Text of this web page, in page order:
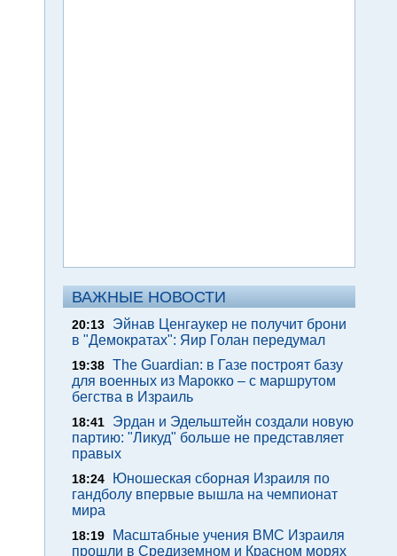
ВАЖНЫЕ НОВОСТИ
20:13
Эйнав Ценгаукер не получит брони
в "Демократах": Яир Голан передумал
19:38 The Guardian: в Газе построят базу
для военных из Марокко – с маршрутом
бегства в Израиль
18:41
Эрдан и Эдельштейн создали новую
партию: "Ликуд" больше не представляет
правых
18:24
Юношеская сборная Израиля по
гандболу впервые вышла на чемпионат
мира
18:19
Масштабные учения ВМС Израиля
прошли в Средиземном и Красном морях